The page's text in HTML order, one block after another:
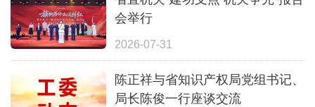
会举行
2026-07-31
陈正祥与省知识产权局党组书记、
局长陈俊一行座谈交流